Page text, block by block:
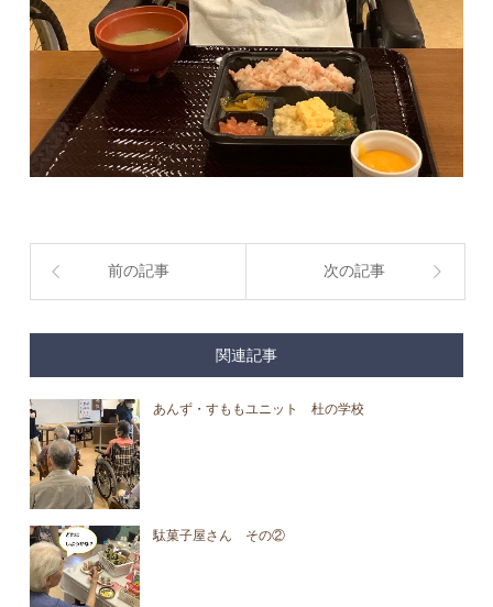
前の記事 次の記事
関連記事
あんず・すももユニット 杜の学校
駄菓子屋さん その②